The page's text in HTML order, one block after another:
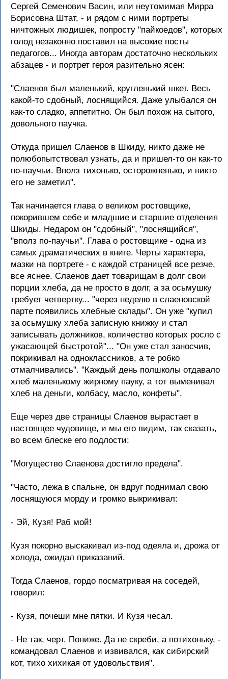
Сергей Семенович Васин, или неутомимая Мирра
Борисовна Штат, - и рядом с ними портреты
ничтожных людишек, попросту "пайкоедов", которых
голод незаконно поставил на высокие посты
педагогов... Иногда авторам достаточно нескольких
абзацев - и портрет героя разительно ясен:
"Слаенов был маленький, кругленький шкет. Весь
какой-то сдобный, лоснящийся. Даже улыбался он
как-то сладко, аппетитно. Он был похож на сытого,
довольного паучка.
Откуда пришел Слаенов в Шкиду, никто даже не
полюбопытствовал узнать, да и пришел-то он как-то
по-паучьи. Вполз тихонько, осторожненько, и никто
его не заметил".
Так начинается глава о великом ростовщике,
покорившем себе и младшие и старшие отделения
Шкиды. Недаром он "сдобный", "лоснящийся",
"вполз по-паучьи". Глава о ростовщике - одна из
самых драматических в книге. Черты характера,
мазки на портрете - с каждой страницей все резче,
все яснее. Слаенов дает товарищам в долг свои
порции хлеба, да не просто в долг, а за осьмушку
требует четвертку... "через неделю в слаеновской
парте появились хлебные склады". Он уже "купил
за осьмушку хлеба записную книжку и стал
записывать должников, количество которых росло с
ужасающей быстротой"... "Он уже стал заносчив,
покрикивал на одноклассников, а те робко
отмалчивались". "Каждый день полшколы отдавало
хлеб маленькому жирному пауку, а тот выменивал
хлеб на деньги, колбасу, масло, конфеты".
Еще через две страницы Слаенов вырастает в
настоящее чудовище, и мы его видим, так сказать,
во всем блеске его подлости:
"Могущество Слаенова достигло предела".
"Часто, лежа в спальне, он вдруг поднимал свою
лоснящуюся морду и громко выкрикивал:
- Эй, Кузя! Раб мой!
Кузя покорно выскакивал из-под одеяла и, дрожа от
холода, ожидал приказаний.
Тогда Слаенов, гордо посматривая на соседей,
говорил:
- Кузя, почеши мне пятки. И Кузя чесал.
- Не так, черт. Пониже. Да не скреби, а потихоньку, -
командовал Слаенов и извивался, как сибирский
кот, тихо хихикая от удовольствия".